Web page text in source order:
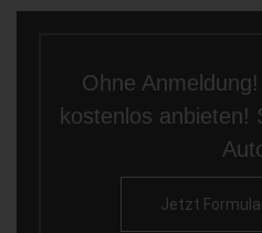
Ohne
kostenlos anbieten!
Jetzt